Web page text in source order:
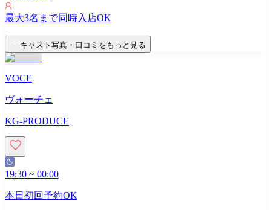
最大3名まで同時入店OK
キャスト写真・口コミをもっと見る
VOCE
ヴォーチェ
KG-PRODUCE
19:30 ~ 00:00
本日初回予約OK